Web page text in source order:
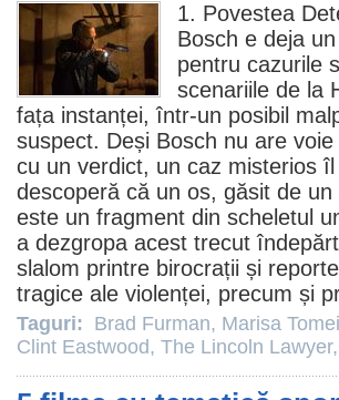
1. Povestea
Bosch e deja
pentru cazurile
scenariile de la
fața instanței, într-un posibil
suspect. Deși Bosch nu are
cu un verdict, un caz misterios
descoperă că un os, găsit de
este un fragment din scheletul
a dezgropa acest trecut
slalom printre birocrații și
tragice ale violenței, precum și
Taguri: Brad Furman, Marisa Tomei
Clint Eastwood, The Lincoln Lawyer,